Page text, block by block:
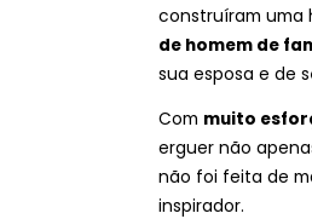
construíram uma
de homem de
sua esposa e de s
Com muito
erguer não
não foi feita de
inspirador.